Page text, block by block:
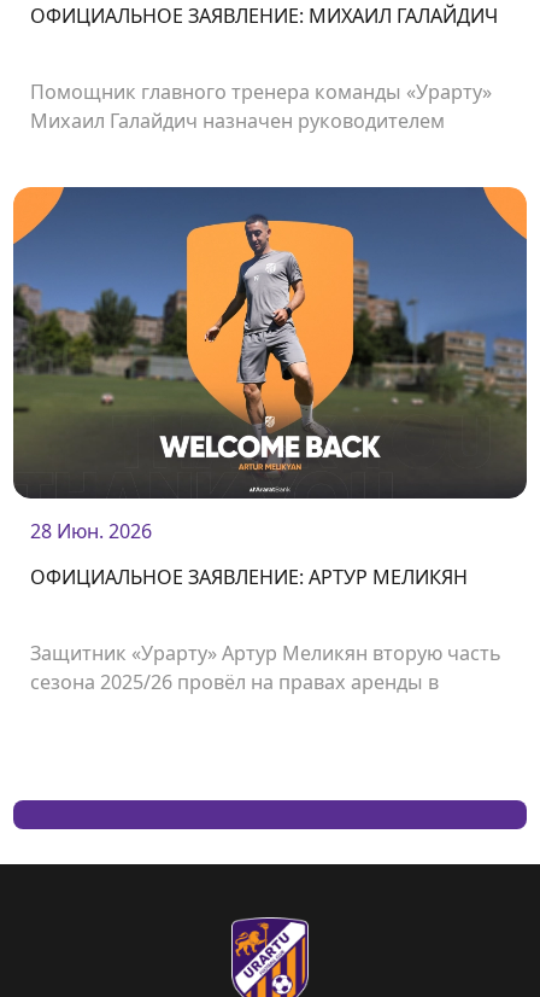
ОФИЦИАЛЬНОЕ ЗАЯВЛЕНИЕ: МИХАИЛ ГАЛАЙДИЧ
Помощник главного тренера команды «Урарту»
Михаил Галайдич назначен руководителем
28 Июн. 2026
ОФИЦИАЛЬНОЕ ЗАЯВЛЕНИЕ: АРТУР МЕЛИКЯН
Защитник «Урарту» Артур Меликян вторую часть
сезона 2025/26 провёл на правах аренды в